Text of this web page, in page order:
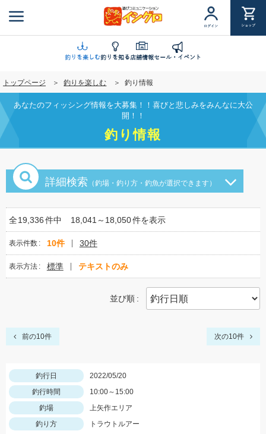
ン
に
移
動
ログイン ショップ
釣りを楽しむ釣りを知る店舗情報セール・イベント
トップページ 釣りを楽しむ 釣り情報
あなたのフィッシング情報を大募集！！喜びと悲しみをみんなに大公
開！！
釣り情報
詳細検索 （釣場・釣り方・釣魚が選択できます）
全19,336件中 18,041～18,050件を表示
表示件数 10件 30件
表示方法 標準 テキストのみ
並び順
前の10件 次の10件
釣行日
2022/05/20
釣行時間
10:00～15:00
釣場
上矢作エリア
釣り方
トラウトルアー